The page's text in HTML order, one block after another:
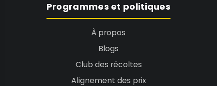
Programmes et politiques
À propos
Blogs
Club des récoltes
Alignement des prix